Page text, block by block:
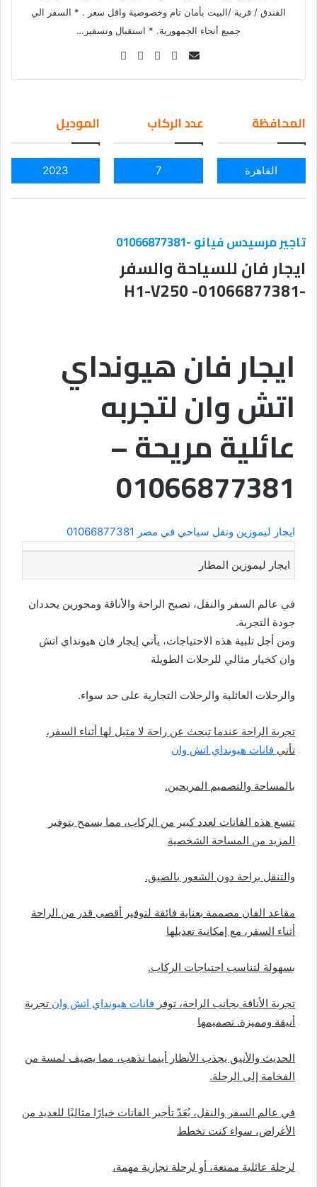
الفندق / قرية /البيت بأمان تام وخصوصية واقل سعر . * السفر الي
جميع أنحاء الجمهورية. * استقبال وتسفير…
Se
ail
المحافظة
القاهرة
عدد الركاب
7
الموديل
2023
تاجير مرسيدس فيانو -01066877381
ايجار فان للسياحة والسفر
-01066877381- H1-V250
ايجار فان هيونداي
اتش وان لتجربه
عائلية مريحة –
01066877381
ايجار ليموزين ونقل سياحي في مصر 01066877381
ايجار ليموزين المطار
في عالم السفر والنقل، تصبح الراحة والأناقة ومحورين يحددان
جودة التجربة.
ومن أجل تلبية هذه الاحتياجات، يأتي إيجار فان هيونداي اتش
وان كخيار مثالي للرحلات الطويلة
والرحلات العائلية والرحلات التجارية على حد سواء.
تجربة الراحة عندما تبحث عن راحة لا مثيل لها أثناء السفر،
تأتي فانات هيونداي اتش وان
بالمساحة والتصميم المريحين.
تتسع هذه الفانات لعدد كبير من الركاب، مما يسمح بتوفير
المزيد من المساحة الشخصية
والتنقل براحة دون الشعور بالضيق.
مقاعد الفان مصممة بعناية فائقة لتوفير أقصى قدر من الراحة
أثناء السفر، مع إمكانية تعديلها
بسهولة لتناسب احتياجات الركاب.
تجربة الأناقة بجانب الراحة، توفر فانات هيونداي اتش وان تجربة
أنيقة ومميزة. تصميمها
الحديث والأنيق يجذب الأنظار أينما تذهب، مما يضيف لمسة من
الفخامة إلى الرحلة.
في عالم السفر والنقل، يُعَدّ تأجير الفانات خيارًا مثاليًا للعديد من
الأغراض، سواء كنت تخطط
لرحلة عائلية ممتعة، أو لرحلة تجارية مهمة،